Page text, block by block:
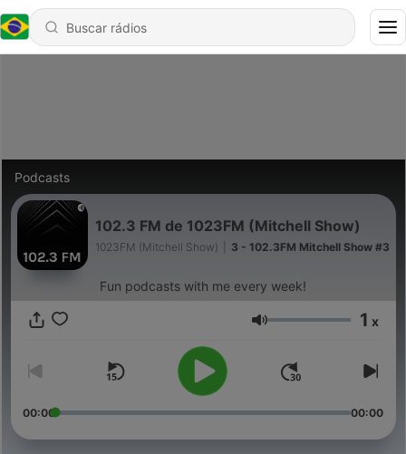
Podcasts
102.3 FM de 1023FM (Mitchell Show)
1023FM (Mitchell Show) 3 - 102.3FM Mitchell Show #3
Fun podcasts with me every week!
Volume 1 x
00:00 00:00